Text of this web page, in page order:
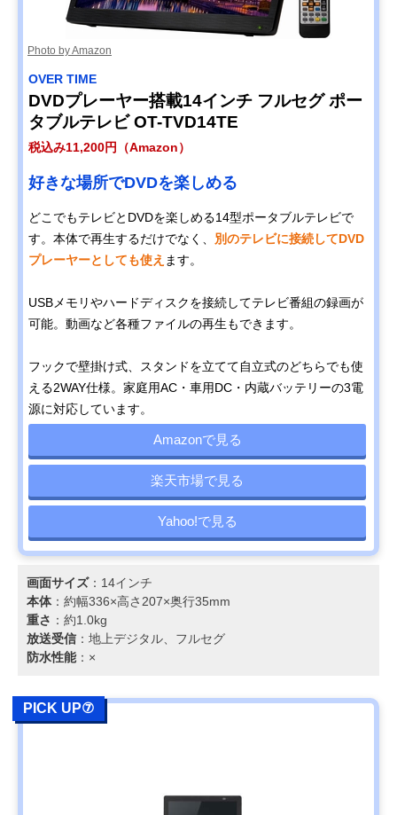
Photo by Amazon
OVER TIME
DVDプレーヤー搭載14インチ フルセグ ポー
タブルテレビ OT-TVD14TE
税込み11,200円（Amazon）
好きな場所でDVDを楽しめる
どこでもテレビとDVDを楽しめる14型ポータブルテレビで
す。本体で再生するだけでなく、 別のテレビに接続してDVD
プレーヤーとしても使え ます。
USBメモリやハードディスクを接続してテレビ番組の録画が
可能。動画など各種ファイルの再生もできます。
フックで壁掛け式、スタンドを立てて自立式のどちらでも使
える2WAY仕様。家庭用AC・車用DC・内蔵バッテリーの3電
源に対応しています。
Amazonで見る
楽天市場で見る
Yahoo!で見る
画面サイズ：14インチ
本体：約幅336×高さ207×奥行35mm
重さ ：約1.0kg
放送受信 ：地上デジタル、フルセグ
防水性能：×
PICK UP⑦